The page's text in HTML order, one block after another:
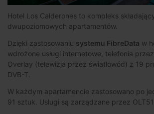
Hotel Los Calderones to kompleks
dwupoziomowych apartamentów.
Dzięki zastosowaniu systemu FibreData w
wdrożone usługi internetowe, telefonia
Overlay (telewizja przez światłowód) z 19
DVB-T.
W każdym apartamencie zastosowano po
91 sztuk. Usługi są zarządzane przez